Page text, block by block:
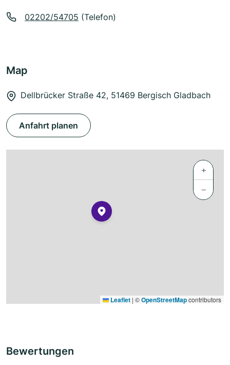
02202/54705 (Telefon)
Map
Dellbrücker Straße 42, 51469 Bergisch Gladbach
Anfahrt planen
+
−
Leaflet | ©OpenStreetMapcontributors
Bewertungen